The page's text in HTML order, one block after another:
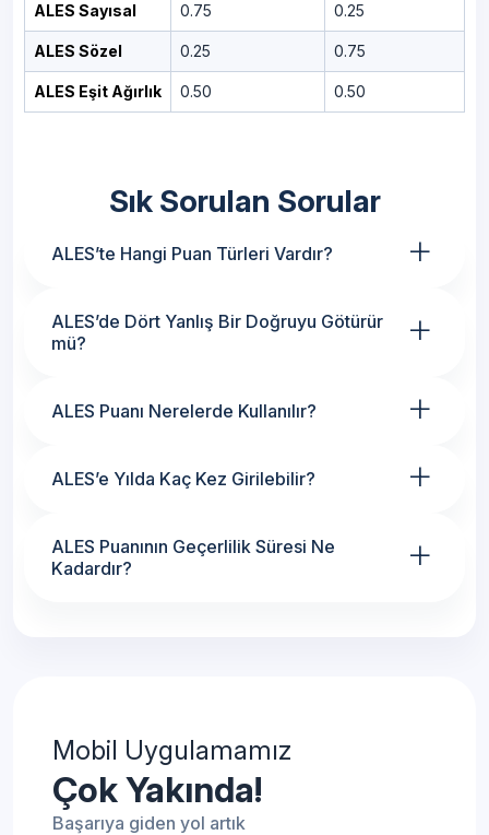
ALES Sayısal 0.75 0.25
ALES Sözel 0.25 0.75
ALES Eşit Ağırlık 0.50 0.50
Sık Sorulan Sorular
ALES’te Hangi Puan Türleri Vardır? +
ALES’de Dört Yanlış Bir Doğruyu Götürür
mü?
+
ALES Puanı Nerelerde Kullanılır? +
ALES’e Yılda Kaç Kez Girilebilir? +
ALES Puanının Geçerlilik Süresi Ne
Kadardır?
+
Mobil Uygulamamız
Çok Yakında!
Başarıya giden yol artık